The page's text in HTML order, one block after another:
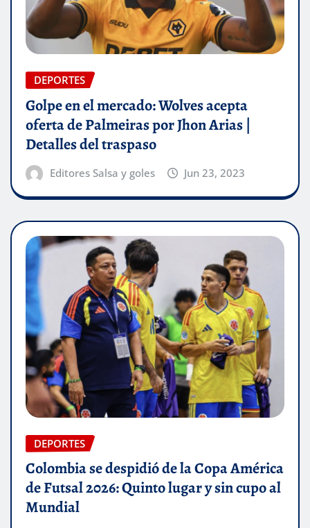
DEPORTES
Golpe en el mercado: Wolves acepta
oferta de Palmeiras por Jhon Arias |
Detalles del traspaso
Editores Salsa y goles Jun 23, 2023
DEPORTES
Colombia se despidió de la Copa América
de Futsal 2026: Quinto lugar y sin cupo al
Mundial